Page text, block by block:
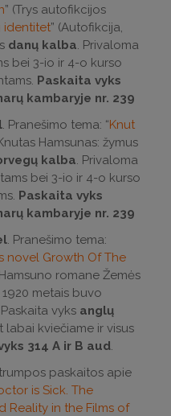
” (Trys autofikcijos
identitet” (Autofikcija,
danų kalba. Privaloma
bei 3-io ir 4-o kurso
Paskaita vyks
kambaryje nr. 239
. Pranešimo tema: “Knut
Hamsunas: žymus
kalba. Privaloma
bei 3-io ir 4-o kurso
Paskaita vyks
kambaryje nr. 239
. Pranešimo tema:
novel Growth Of The
romane Žemės
metais buvo
vyks anglų
labai kviečiame ir visus
314 A ir B aud.
paskaitos apie
is Sick. The
Reality in the Films of